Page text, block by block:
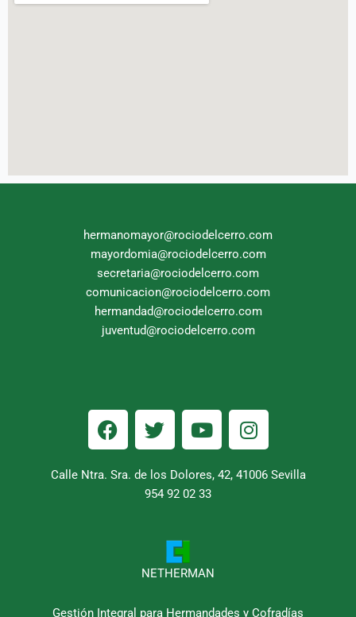
hermanomayor@rociodelcerro.com
mayordomia@rociodelcerro.com
secretaria@rociodelcerro.com
comunicacion@rociodelcerro.com
hermandad@rociodelcerro.com
juventud@rociodelcerro.com
F
a
e
T
w
t
t
Y
o
t
u
I
n
t
Calle Ntra. Sra. de los Dolores, 42, 41006 Sevilla
954 92 02 33
NETHERMAN
Gestión Integral para Hermandades y Cofradías